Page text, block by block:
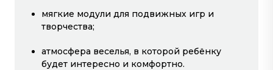
Открыты сейчас
мягкие модули для подвижных игр и
творчества;
атмосфера веселья, в которой ребёнку
будет интересно и комфортно.